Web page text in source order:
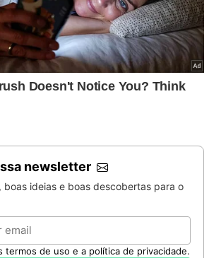
newsletter
boas ideias e boas descobertas para o
termos de uso e a política de privacidade.